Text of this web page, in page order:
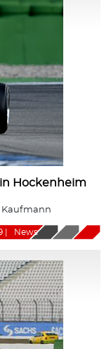
Hockenheim
Kaufmann
News